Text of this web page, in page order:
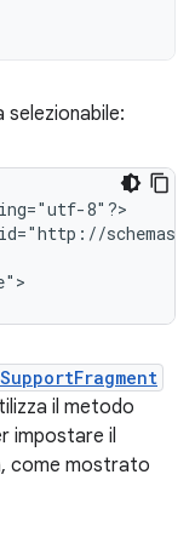
selezionabile:
8"?>
il metodo
impostare il
come mostrato